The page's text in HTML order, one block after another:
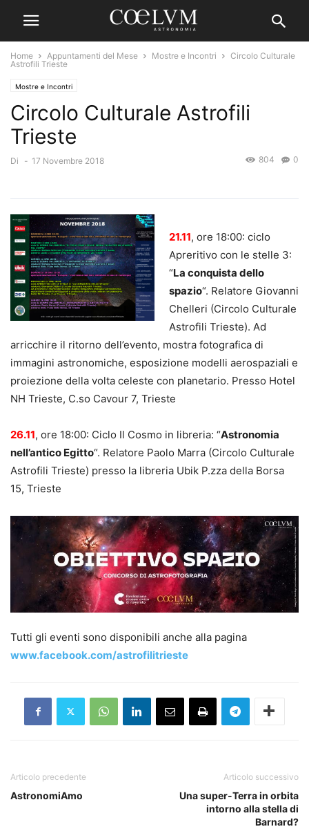
Home Appuntamenti del Mese Mostre e Incontri
Circolo Culturale
Astrofili Trieste
Mostre e Incontri
Circolo Culturale Astrofili
Trieste
Di - 17 Novembre 2018 0
804
21.11, ore 18:00: ciclo
Apreritivo con le stelle 3:
“La conquista dello
spazio“. Relatore Giovanni
Chelleri (Circolo Culturale
Astrofili Trieste). Ad
arricchire il ritorno dell’evento, mostra fotografica di
immagini astronomiche, esposizione modelli aerospaziali e
proiezione della volta celeste con planetario. Presso Hotel
NH Trieste, C.so Cavour 7, Trieste
26.11, ore 18:00: Ciclo Il Cosmo in libreria: “Astronomia
nell’antico Egitto“. Relatore Paolo Marra (Circolo Culturale
Astrofili Trieste) presso la libreria Ubik P.zza della Borsa
15, Trieste
Tutti gli eventi sono disponibili anche alla pagina
www.facebook.com/astrofilitrieste
Articolo precedente
AstronomiAmo
Articolo successivo
Una super-Terra in orbita
intorno alla stella di
Barnard?